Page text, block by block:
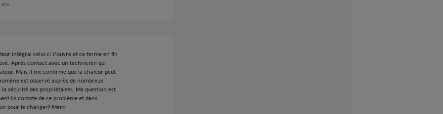
ans
intégral celui ci s'ouvre et ce ferme en fin
Après contact avec un technicien qui
Mais il me confirme que la chaleur peut
est observé auprès de nombreux
sécurité des propriétaires. Ma question est
ils compte de ce problème et dans
pour le changer? Merci